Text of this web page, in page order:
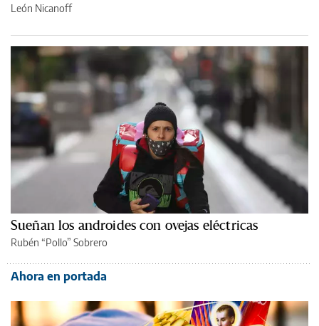
León Nicanoff
Sueñan los androides con ovejas eléctricas
Rubén “Pollo” Sobrero
Ahora en portada